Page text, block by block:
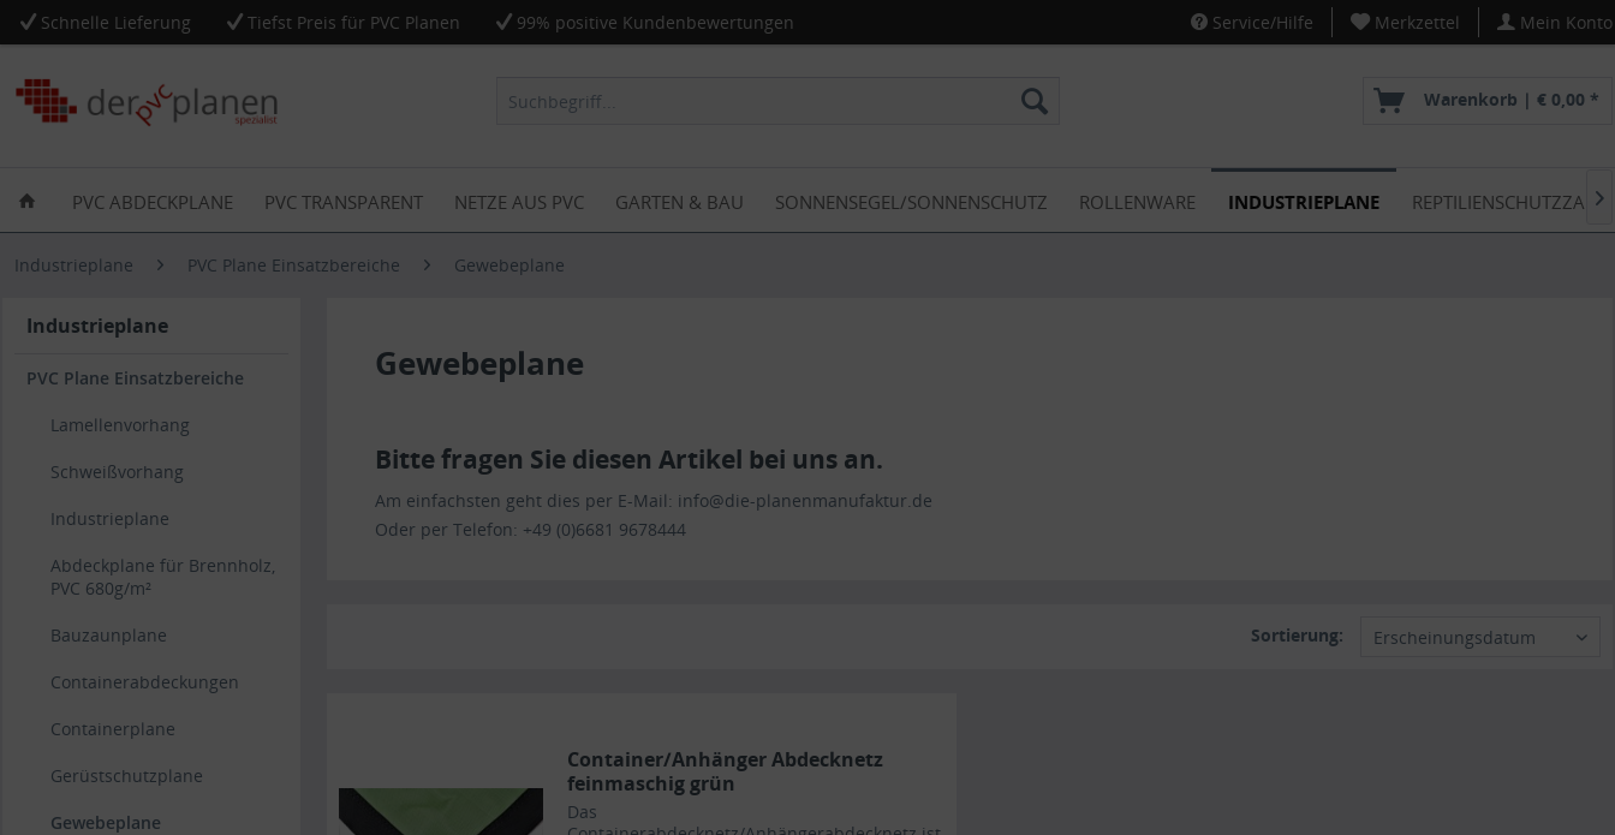
Schnelle Lieferung Tiefst Preis für PVC Planen 99% positive Kundenbewertungen Service/Hilfe Merkzettel Mein Konto
Warenkorb | € 0,00 *
PVC ABDECKPLANE PVC TRANSPARENT NETZE AUS PVC GARTEN & BAU SONNENSEGEL/SONNENSCHUTZ ROLLENWARE INDUSTRIEPLANE 
Industrieplane PVC Plane Einsatzbereiche Gewebeplane
Industrieplane
PVC Plane Einsatzbereiche
Lamellenvorhang
Schweißvorhang
Industrieplane
Abdeckplane für Brennholz,
PVC 680g/m²
Bauzaunplane
Containerabdeckungen
Containerplane
Gerüstschutzplane
Gewebeplane
Gewebeplane
Bitte fragen Sie diesen Artikel bei uns an.
Am einfachsten geht dies per E-Mail: info@die-planenmanufaktur.de
Oder per Telefon: +49 (0)6681 9678444
Sortierung: Erscheinungsdatum
Container/Anhänger Abdecknetz
feinmaschig grün
Das